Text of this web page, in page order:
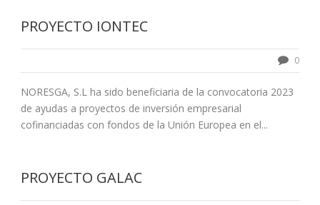
PROYECTO IONTEC
0
NORESGA, S.L ha sido beneficiaria de la convocatoria 2023
de ayudas a proyectos de inversión empresarial
cofinanciadas con fondos de la Unión Europea en el...
PROYECTO GALAC